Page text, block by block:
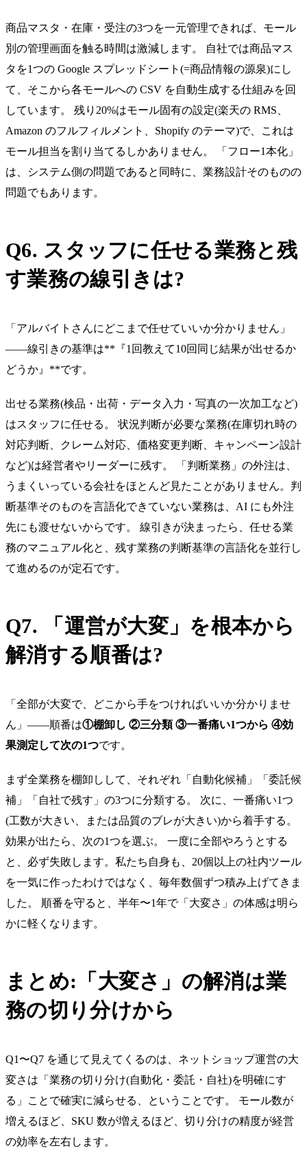
商品マスタ・在庫・受注の3つを一元管理できれば、モール
別の管理画面を触る時間は激減します。 自社では商品マス
タを1つの Google スプレッドシート(=商品情報の源泉)にし
て、そこから各モールへの CSV を自動生成する仕組みを回
しています。 残り20%はモール固有の設定(楽天の RMS、
Amazon のフルフィルメント、Shopify のテーマ)で、これは
モール担当を割り当てるしかありません。 「フロー1本化」
は、システム側の問題であると同時に、業務設計そのものの
問題でもあります。
Q6. スタッフに任せる業務と残
す業務の線引きは?
「アルバイトさんにどこまで任せていいか分かりません」
——線引きの基準は**『1回教えて10回同じ結果が出せるか
どうか』**です。
出せる業務(検品・出荷・データ入力・写真の一次加工など)
はスタッフに任せる。 状況判断が必要な業務(在庫切れ時の
対応判断、クレーム対応、価格変更判断、キャンペーン設計
など)は経営者やリーダーに残す。 「判断業務」の外注は、
うまくいっている会社をほとんど見たことがありません。判
断基準そのものを言語化できていない業務は、AI にも外注
先にも渡せないからです。 線引きが決まったら、任せる業
務のマニュアル化と、残す業務の判断基準の言語化を並行し
て進めるのが定石です。
Q7. 「運営が大変」を根本から
解消する順番は?
「全部が大変で、どこから手をつければいいか分かりませ
ん」——順番は①棚卸し ②三分類 ③一番痛い1つから ④効
果測定して次の1つです。
まず全業務を棚卸しして、それぞれ「自動化候補」「委託候
補」「自社で残す」の3つに分類する。 次に、一番痛い1つ
(工数が大きい、または品質のブレが大きい)から着手する。
効果が出たら、次の1つを選ぶ。 一度に全部やろうとする
と、必ず失敗します。私たち自身も、20個以上の社内ツール
を一気に作ったわけではなく、毎年数個ずつ積み上げてきま
した。 順番を守ると、半年〜1年で「大変さ」の体感は明ら
かに軽くなります。
まとめ:「大変さ」の解消は業
務の切り分けから
Q1〜Q7 を通じて見えてくるのは、ネットショップ運営の大
変さは「業務の切り分け(自動化・委託・自社)を明確にす
る」ことで確実に減らせる、ということです。 モール数が
増えるほど、SKU 数が増えるほど、切り分けの精度が経営
の効率を左右します。